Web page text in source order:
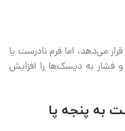
می‌دهد، اما فرم نادرست یا
فشار به دیسک‌ها را افزایش